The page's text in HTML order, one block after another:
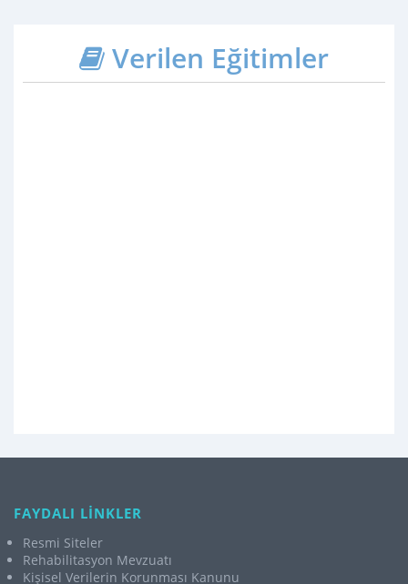
Verilen Eğitimler
FAYDALI LİNKLER
Resmi Siteler
Rehabilitasyon Mevzuatı
Kişisel Verilerin Korunması Kanunu